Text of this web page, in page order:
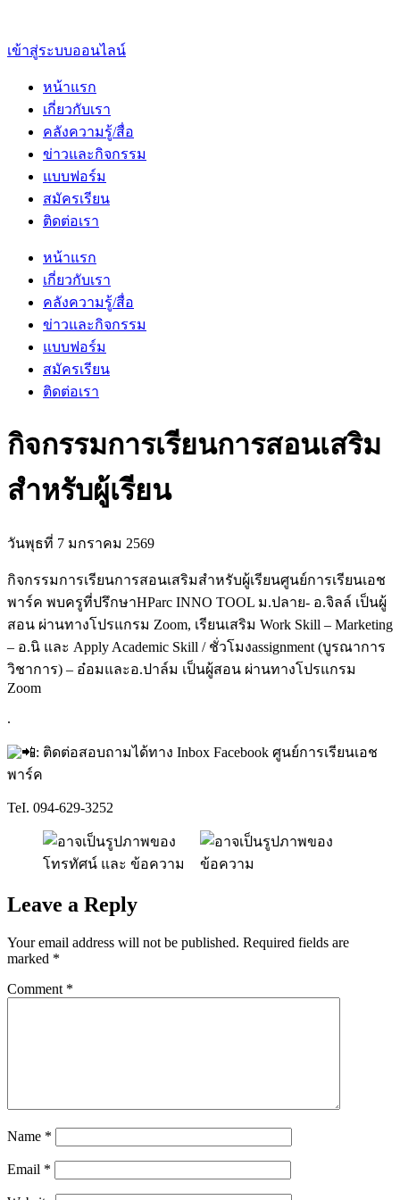
เข้าสู่ระบบออนไลน์
หน้าแรก
เกี่ยวกับเรา
คลังความรู้/สื่อ
ข่าวและกิจกรรม
แบบฟอร์ม
สมัครเรียน
ติดต่อเรา
หน้าแรก
เกี่ยวกับเรา
คลังความรู้/สื่อ
ข่าวและกิจกรรม
แบบฟอร์ม
สมัครเรียน
ติดต่อเรา
กิจกรรมการเรียนการสอนเสริม
สำหรับผู้เรียน
วันพุธที่ 7 มกราคม 2569
กิจกรรมการเรียนการสอนเสริมสำหรับผู้เรียนศูนย์การเรียนเอช
พาร์ค พบครูที่ปรึกษาHParc INNO TOOL ม.ปลาย- อ.จิลล์ เป็นผู้
สอน ผ่านทางโปรแกรม Zoom, เรียนเสริม Work Skill – Marketing
– อ.นิ และ Apply Academic Skill / ชั่วโมงassignment (บูรณาการ
วิชาการ) – อ๋อมและอ.ปาล์ม เป็นผู้สอน ผ่านทางโปรแกรม
Zoom
.
: ติดต่อสอบถามได้ทาง Inbox Facebook ศูนย์การเรียนเอช
พาร์ค
TeI. 094-629-3252
Leave a Reply
Your email address will not be published. Required fields are
marked *
Comment *
Name *
Email *